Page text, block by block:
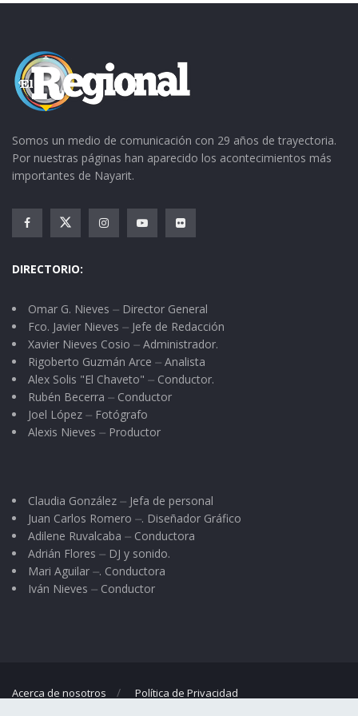
Somos un medio de comunicación con 29 años de trayectoria.
Por nuestras páginas han aparecido los acontecimientos más
importantes de Nayarit.
DIRECTORIO:
Omar G. Nieves ⏤ Director General
Fco. Javier Nieves ⏤ Jefe de Redacción
Xavier Nieves Cosio ⏤ Administrador.
Rigoberto Guzmán Arce ⏤ Analista
Alex Solis "El Chaveto" ⏤ Conductor.
Rubén Becerra ⏤ Conductor
Joel López ⏤ Fotógrafo
Alexis Nieves ⏤ Productor
Claudia González ⏤ Jefa de personal
Juan Carlos Romero ⏤. Diseñador Gráfico
Adilene Ruvalcaba ⏤ Conductora
Adrián Flores ⏤ DJ y sonido.
Mari Aguilar ⏤. Conductora
Iván Nieves ⏤ Conductor
Acerca de nosotros Política de Privacidad